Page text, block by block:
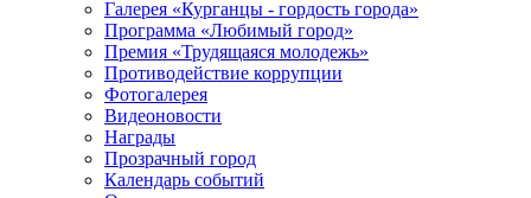
Галерея «Курганцы - гордость города»
Программа «Любимый город»
Премия «Трудящаяся молодежь»
Противодействие коррупции
Фотогалерея
Видеоновости
Награды
Прозрачный город
Календарь событий